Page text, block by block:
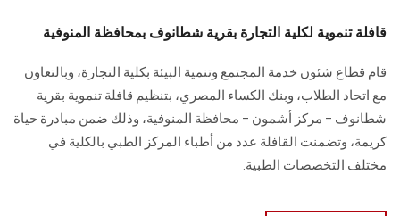
قافلة تنموية لكلية التجارة بقرية شطانوف بمحافظة المنوفية
قام قطاع شئون خدمة المجتمع وتنمية البيئة بكلية التجارة، وبالتعاون
مع اتحاد الطلاب، وبنك الكساء المصري، بتنظيم قافلة تنموية بقرية
شطانوف – مركز أشمون – محافظة المنوفية، وذلك ضمن مبادرة حياة
كريمة، وتضمنت القافلة عدد من أطباء المركز الطبي بالكلية في
مختلف التخصصات الطبية.